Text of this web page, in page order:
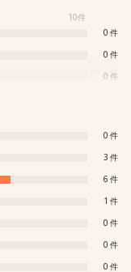
10件
0
0
0
0
3
6
1
0
0
0